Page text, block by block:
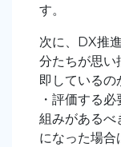
す。
次に、DX推
分たちが思い
即しているの
・評価する
組みがあるべ
になった場合